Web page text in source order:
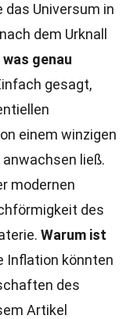
das Universum in
dem Urknall
genau
gesagt,
einem winzigen
ließ.
modernen
des
Warum ist
Inflation könnten
des
Artikel